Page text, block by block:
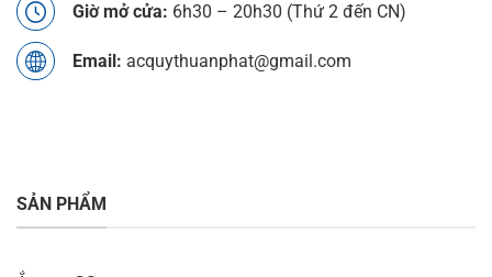
Giờ mở cửa: 6h30 – 20h30 (Thứ 2 đến CN)
Email: acquythuanphat@gmail.com
SẢN PHẨM